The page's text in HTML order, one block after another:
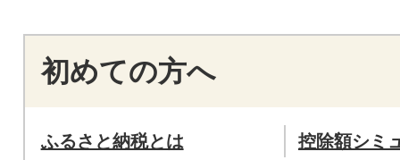
初めての方へ
ふるさと納税とは 控除額シミ